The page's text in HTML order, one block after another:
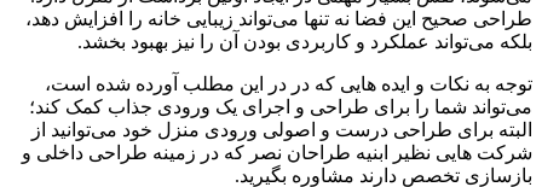
طراحی صحیح این فضا نه تنها می‌تواند زیبایی خانه را افزایش دهد،
بلکه می‌تواند عملکرد و کاربردی بودن آن را نیز بهبود بخشد.
توجه به نکات و ایده هایی که در در این مطلب آورده شده است،
می‌تواند شما را برای طراحی و اجرای یک ورودی جذاب کمک کند؛
البته برای طراحی درست و اصولی ورودی منزل خود می‌توانید از
شرکت هایی نظیر ابنیه طراحان نصر که در زمینه طراحی داخلی و
بازسازی تخصص دارند مشاوره بگیرید.